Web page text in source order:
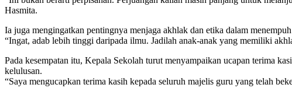
Hasmita.
Ia juga mengingatkan pentingnya menjaga akhlak dan etika dalam
“Ingat, adab lebih tinggi daripada ilmu. Jadilah anak-anak yang memiliki
Pada kesempatan itu, Kepala Sekolah turut menyampaikan ucapan terima
kelulusan.
“Saya mengucapkan terima kasih kepada seluruh majelis guru yang telah